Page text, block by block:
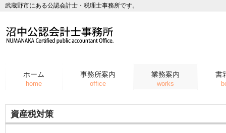
武蔵野市にある公認会計士・税理士事務所です。
ホーム
home
事務所案内
office
業務案内
works
書
資産税対策